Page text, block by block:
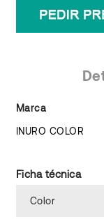
Marca
INURO COLOR
Ficha técnica
Color